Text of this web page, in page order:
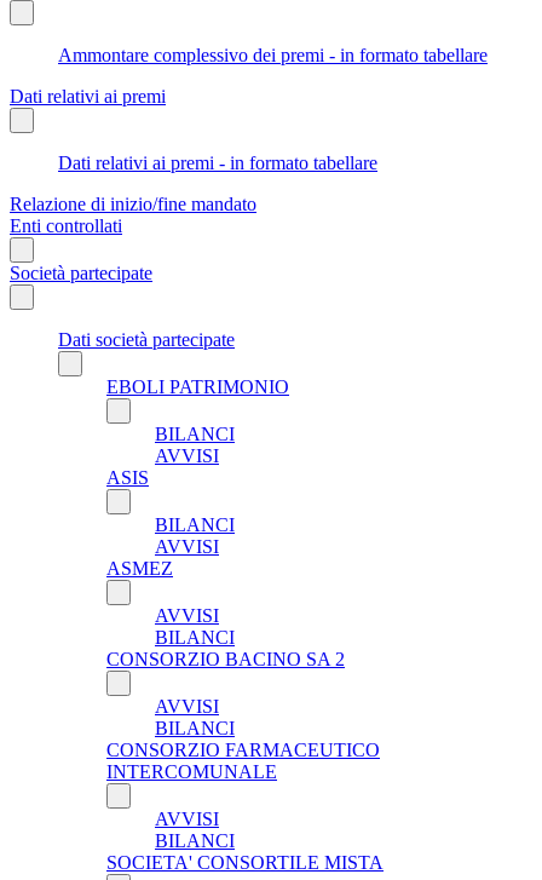
Ammontare complessivo dei premi - in formato tabellare
Dati relativi ai premi
Dati relativi ai premi - in formato tabellare
Relazione di inizio/fine mandato
Enti controllati
Società partecipate
Dati società partecipate
EBOLI PATRIMONIO
BILANCI
AVVISI
ASIS
BILANCI
AVVISI
ASMEZ
AVVISI
BILANCI
CONSORZIO BACINO SA 2
AVVISI
BILANCI
CONSORZIO FARMACEUTICO
INTERCOMUNALE
AVVISI
BILANCI
SOCIETA' CONSORTILE MISTA